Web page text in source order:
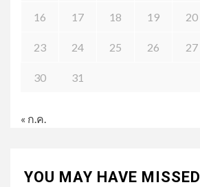
16 17 18 19 20
23 24 25 26 27
30 31
« ก.ค.
YOU MAY HAVE MISSED